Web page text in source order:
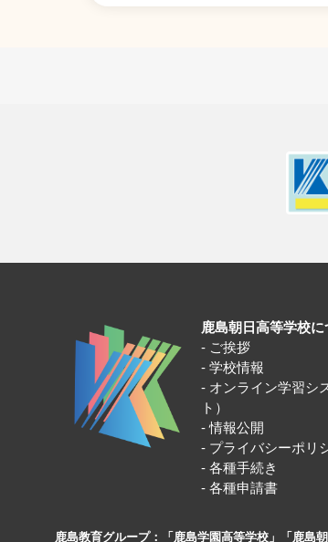
鹿島朝日高等学校に
ご挨拶
学校情報
オンライン学習シ
ト）
情報公開
プライバシーポリ
各種手続き
各種申請書
鹿島教育グループ：「鹿島学園高等学校」「鹿島